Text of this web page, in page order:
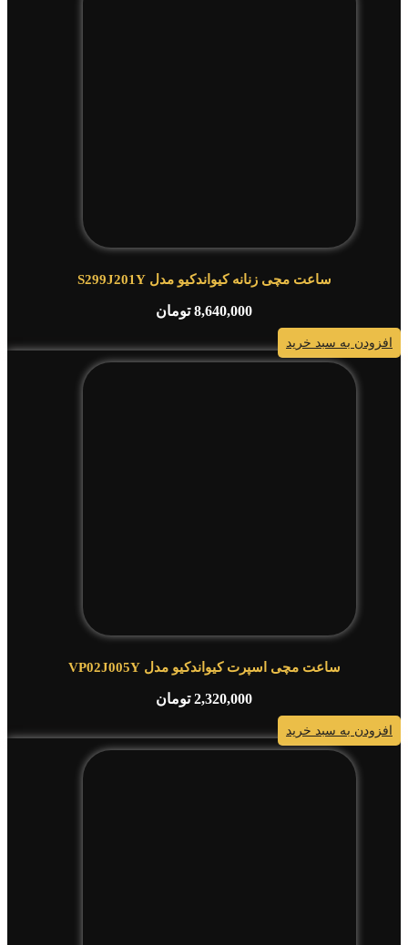
ساعت مچی زنانه کیواندکیو مدل S299J201Y
8,640,000 تومان
افزودن به سبد خرید
ساعت مچی اسپرت کیواندکیو مدل VP02J005Y
2,320,000 تومان
افزودن به سبد خرید